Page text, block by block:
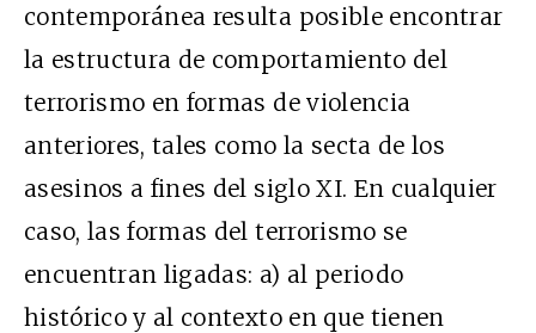
contemporánea resulta posible encontrar
la estructura de comportamiento del
terrorismo en formas de violencia
anteriores, tales como la secta de los
asesinos a fines del siglo XI. En cualquier
caso, las formas del terrorismo se
encuentran ligadas: a) al periodo
histórico y al contexto en que tienen